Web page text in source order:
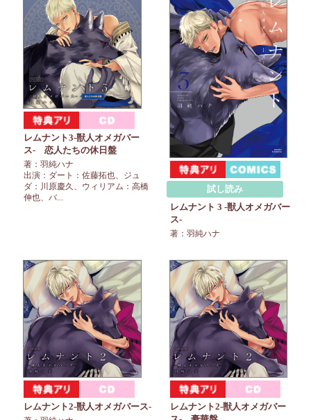
レムナント3-獣人オメガバー
ス- 恋人たちの休日盤
著：羽純ハナ
出演：ダート：佐藤拓也、ジュ
ダ：川原慶久、ウィリアム：高橋
伸也、バ...
試し読み
レムナント 3 -獣人オメガバー
ス-
著：羽純ハナ
レムナント2-獣人オメガバース-
レムナント2-獣人オメガバー